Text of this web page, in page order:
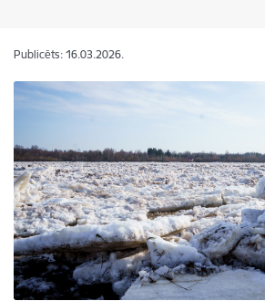
Publicēts: 16.03.2026.